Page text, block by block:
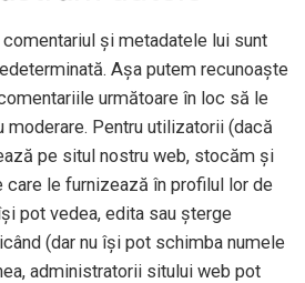
și metadatele lui sunt
Așa putem recunoaște
următoare în loc să le
moderare. Pentru utilizatorii (dacă
pe situl nostru web, stocăm și
le furnizează în profilul lor de
pot vedea, edita sau șterge
(dar nu își pot schimba numele
administratorii sitului web pot